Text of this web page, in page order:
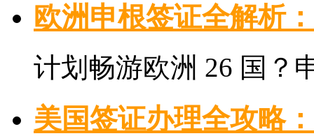
欧洲申根签证全解析
计划畅游欧洲 26 国？
美国签证办理全攻略